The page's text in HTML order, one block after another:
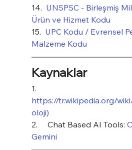
14. UNSPSC - Birleşmiş
Ürün ve Hizmet Kodu
15. UPC Kodu / Evrensel
Malzeme Kodu
Kaynaklar
1.
https://tr.wikipedia.org/
oloji)
2.     Chat Based AI Tools:
Gemini